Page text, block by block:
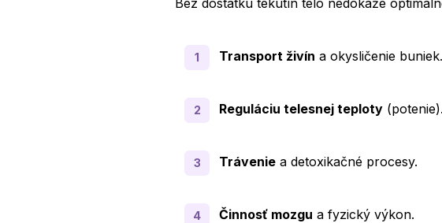
Ako si vyrobiť domáci ionťák?
Mýty o pitnom režime
Bez dostatku tekutín telo nedokáže
Transport živín a okysličenie buniek.
Reguláciu telesnej teploty (potenie).
Trávenie a detoxikačné procesy.
Činnosť mozgu a fyzický výkon.